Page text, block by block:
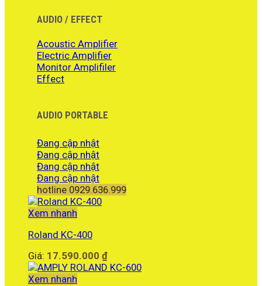
AUDIO / EFFECT
Acoustic Amplifier
Electric Amplifier
Monitor Amplifiler
Effect
AUDIO PORTABLE
Đang cập nhật
Đang cập nhật
Đang cập nhật
Đang cập nhật
hotline 0929.636.999
Xem nhanh
Roland KC-400
Giá: 17.590.000 ₫
Xem nhanh